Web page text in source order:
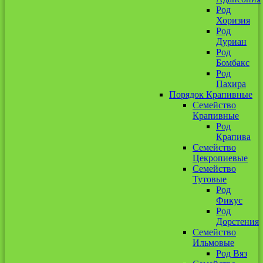
Род
Хоризия
Род
Дуриан
Род
Бомбакс
Род
Пахира
Порядок Крапивные
Семейство
Крапивные
Род
Крапива
Семейство
Цекропиевые
Семейство
Тутовые
Род
Фикус
Род
Дорстения
Семейство
Ильмовые
Род Вяз